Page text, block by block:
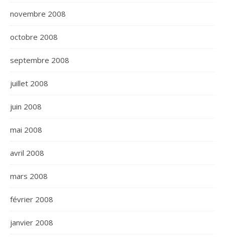
novembre 2008
octobre 2008
septembre 2008
juillet 2008
juin 2008
mai 2008
avril 2008
mars 2008
février 2008
janvier 2008